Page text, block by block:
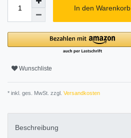
In den Warenkorb
Wunschliste
* inkl. ges. MwSt. zzgl. Versandkosten
Beschreibung